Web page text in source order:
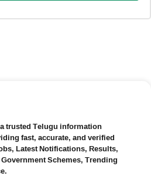
trusted Telugu information
fast, accurate, and verified
Latest Notifications, Results,
Schemes, Trending